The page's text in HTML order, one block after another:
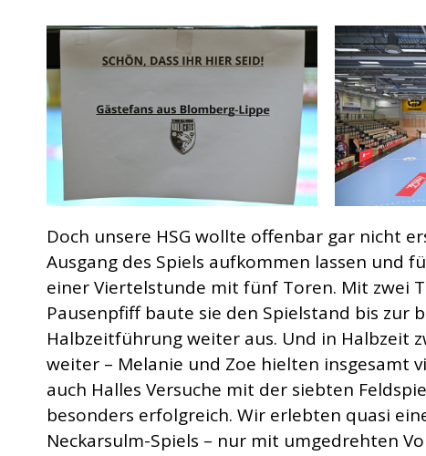
Doch unsere HSG wollte offenbar gar nicht
Ausgang des Spiels aufkommen lassen und
einer Viertelstunde mit fünf Toren. Mit zwei
Pausenpfiff baute sie den Spielstand bis zur
Halbzeitführung weiter aus. Und in Halbzeit
weiter – Melanie und Zoe hielten insgesamt
auch Halles Versuche mit der siebten
besonders erfolgreich. Wir erlebten quasi
Neckarsulm-Spiels – nur mit umgedrehten